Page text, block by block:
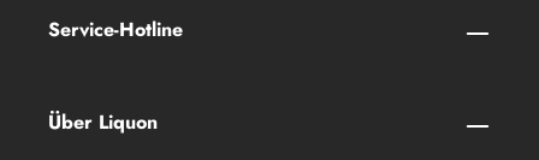
Service-Hotline
Über Liquon